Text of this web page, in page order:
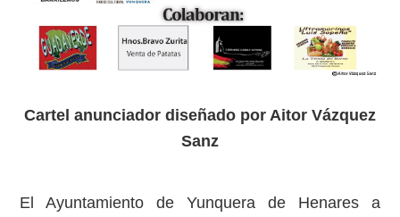
Cartel anunciador diseñado por Aitor Vázquez
Sanz
El Ayuntamiento de Yunquera de Henares a